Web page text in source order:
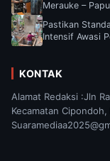
Merauke –
Pastikan
Intensif Awasi
KONTAK
Alamat Redaksi :Jln
Kecamatan